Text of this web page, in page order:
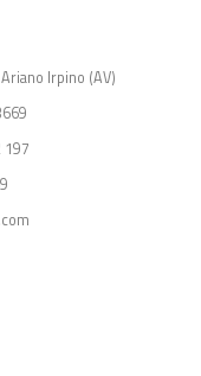
Irpino (AV)
197